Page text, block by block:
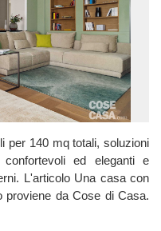
per 140 mq totali, soluzioni
ed eleganti e
L'articolo Una casa con
da Cose di Casa.